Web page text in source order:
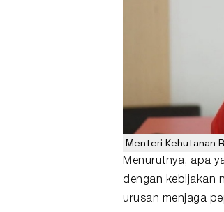
Menteri Kehutanan
Menurutnya, apa
dengan kebijakan
urusan menjaga